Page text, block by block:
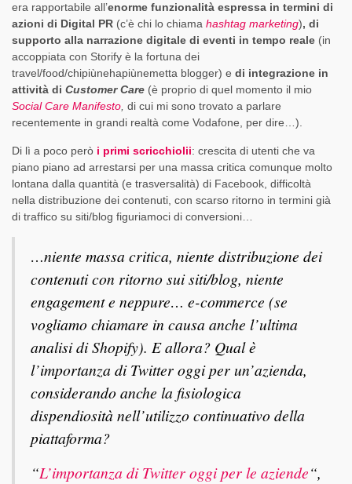
era rapportabile all’enorme funzionalità espressa in termini di
azioni di Digital PR (c’è chi lo chiama hashtag marketing), di
supporto alla narrazione digitale di eventi in tempo reale (in
accoppiata con Storify è la fortuna dei
travel/food/chipiùnehapiùnemetta blogger) e di integrazione in
attività di Customer Care (è proprio di quel momento il mio
Social Care Manifesto, di cui mi sono trovato a parlare
recentemente in grandi realtà come Vodafone, per dire…).
Di lì a poco però i primi scricchiolii: crescita di utenti che va
piano piano ad arrestarsi per una massa critica comunque molto
lontana dalla quantità (e trasversalità) di Facebook, difficoltà
nella distribuzione dei contenuti, con scarso ritorno in termini già
di traffico su siti/blog figuriamoci di conversioni…
…niente massa critica, niente distribuzione dei
contenuti con ritorno sui siti/blog, niente
engagement e neppure… e-commerce (se
vogliamo chiamare in causa anche l’ultima
analisi di Shopify). E allora? Qual è
l’importanza di Twitter oggi per un’azienda,
considerando anche la fisiologica
dispendiosità nell’utilizzo continuativo della
piattaforma?
“L’importanza di Twitter oggi per le aziende“,